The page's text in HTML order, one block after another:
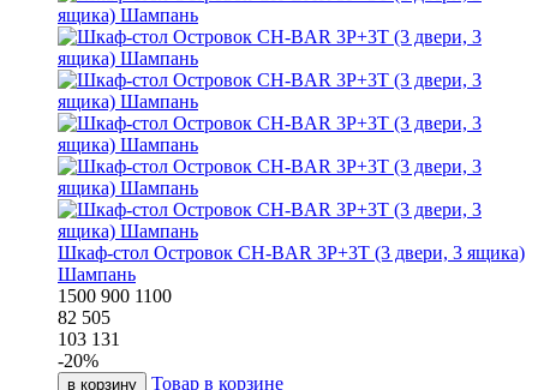
Шкаф-стол Островок CH-BAR 3P+3T (3 двери, 3 ящика)
Шампань
1500 900 1100
82 505
103 131
-20%
в корзину Товар в корзине